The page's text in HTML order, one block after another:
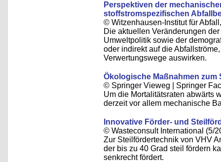
Perspektiven der
stoffstromspezifischen
© Witzenhausen-Institut für
Die aktuellen Veränderungen
Umweltpolitik sowie der
oder indirekt auf die
Verwertungswege auswirken.
Ökologische Maßnahmen
© Springer Vieweg | Springer
Um die Mortalitätsraten abwärts
derzeit vor allem mechanische
Innovative Förder- und
© Wasteconsult International (5/
Zur Steilfördertechnik von VHV
der bis zu 40 Grad steil fördern
senkrecht fördert.